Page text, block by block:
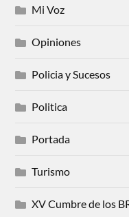
Mi Voz
Opiniones
Policia y Sucesos
Politica
Portada
Turismo
XV Cumbre de los